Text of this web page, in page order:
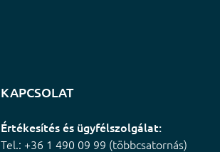
KAPCSOLAT
Értékesítés és ügyfélszolgálat:
Tel.: +36 1 490 09 99 (többcsatornás)